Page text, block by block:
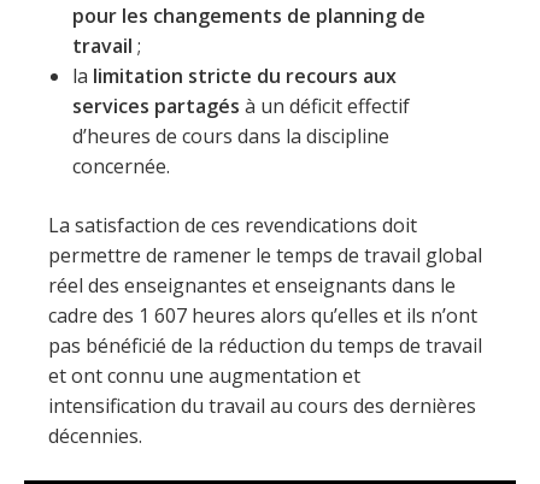
pour les changements de planning de
travail ;
la limitation stricte du recours aux
services partagés à un déficit effectif
d’heures de cours dans la discipline
concernée.
La satisfaction de ces revendications doit
permettre de ramener le temps de travail global
réel des enseignantes et enseignants dans le
cadre des 1 607 heures alors qu’elles et ils n’ont
pas bénéficié de la réduction du temps de travail
et ont connu une augmentation et
intensification du travail au cours des dernières
décennies.